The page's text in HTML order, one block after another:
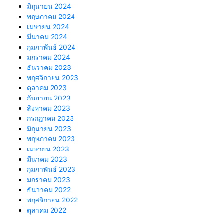
มิถุนายน 2024
พฤษภาคม 2024
เมษายน 2024
มีนาคม 2024
กุมภาพันธ์ 2024
มกราคม 2024
ธันวาคม 2023
พฤศจิกายน 2023
ตุลาคม 2023
กันยายน 2023
สิงหาคม 2023
กรกฎาคม 2023
มิถุนายน 2023
พฤษภาคม 2023
เมษายน 2023
มีนาคม 2023
กุมภาพันธ์ 2023
มกราคม 2023
ธันวาคม 2022
พฤศจิกายน 2022
ตุลาคม 2022